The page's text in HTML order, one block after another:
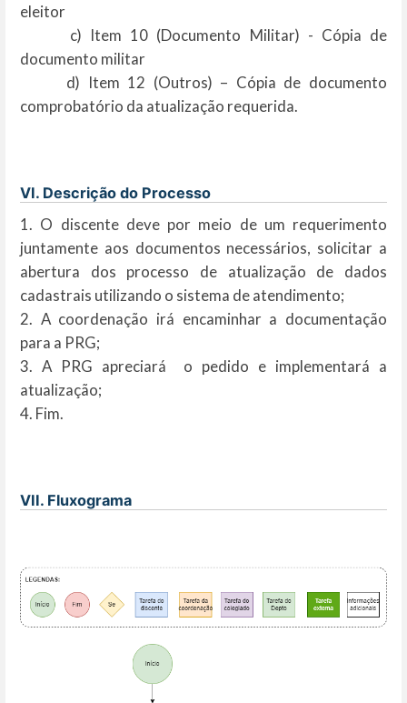
eleitor
c) Item 10 (Documento Militar) - Cópia de
documento militar
d) Item 12 (Outros) – Cópia de documento
comprobatório da atualização requerida.
VI. Descrição do Processo
1. O discente deve por meio de um requerimento
juntamente aos documentos necessários, solicitar a
abertura dos processo de atualização de dados
cadastrais utilizando o sistema de atendimento;
2. A coordenação irá encaminhar a documentação
para a PRG;
3. A PRG apreciará o pedido e implementará a
atualização;
4. Fim.
VII. Fluxograma